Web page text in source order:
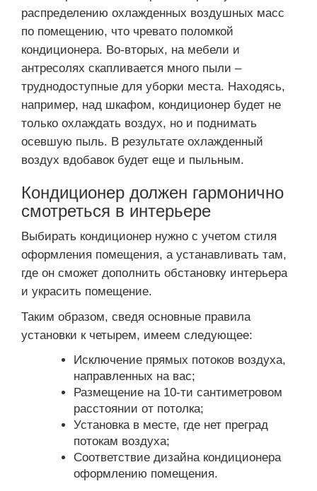
распределению охлажденных воздушных масс
по помещению, что чревато поломкой
кондиционера. Во-вторых, на мебели и
антресолях скапливается много пыли –
труднодоступные для уборки места. Находясь,
например, над шкафом, кондиционер будет не
только охлаждать воздух, но и поднимать
осевшую пыль. В результате охлажденный
воздух вдобавок будет еще и пыльным.
Кондиционер должен гармонично
смотреться в интерьере
Выбирать кондиционер нужно с учетом стиля
оформления помещения, а устанавливать там,
где он сможет дополнить обстановку интерьера
и украсить помещение.
Таким образом, сведя основные правила
установки к четырем, имеем следующее:
Исключение прямых потоков воздуха,
направленных на вас;
Размещение на 10-ти сантиметровом
расстоянии от потолка;
Установка в месте, где нет преград
потокам воздуха;
Соответствие дизайна кондиционера
оформлению помещения.